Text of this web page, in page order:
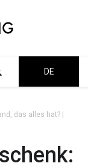
DE
das alles hat? |